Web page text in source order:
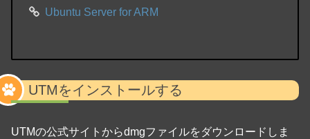
Ubuntu Server for ARM
UTMをインストールする
UTMの公式サイトからdmgファイルをダウンロードしま